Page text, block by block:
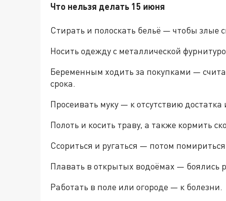
Что нельзя делать 15 июня
Стирать и полоскать бельё — чтобы злые
Носить одежду с металлической
Беременным ходить за покупками —
срока.
Просеивать муку — к отсутствию достатка
Полоть и косить траву, а также кормить
Ссориться и ругаться — потом
Плавать в открытых водоёмах — боялись
Работать в поле или огороде — к болезни.